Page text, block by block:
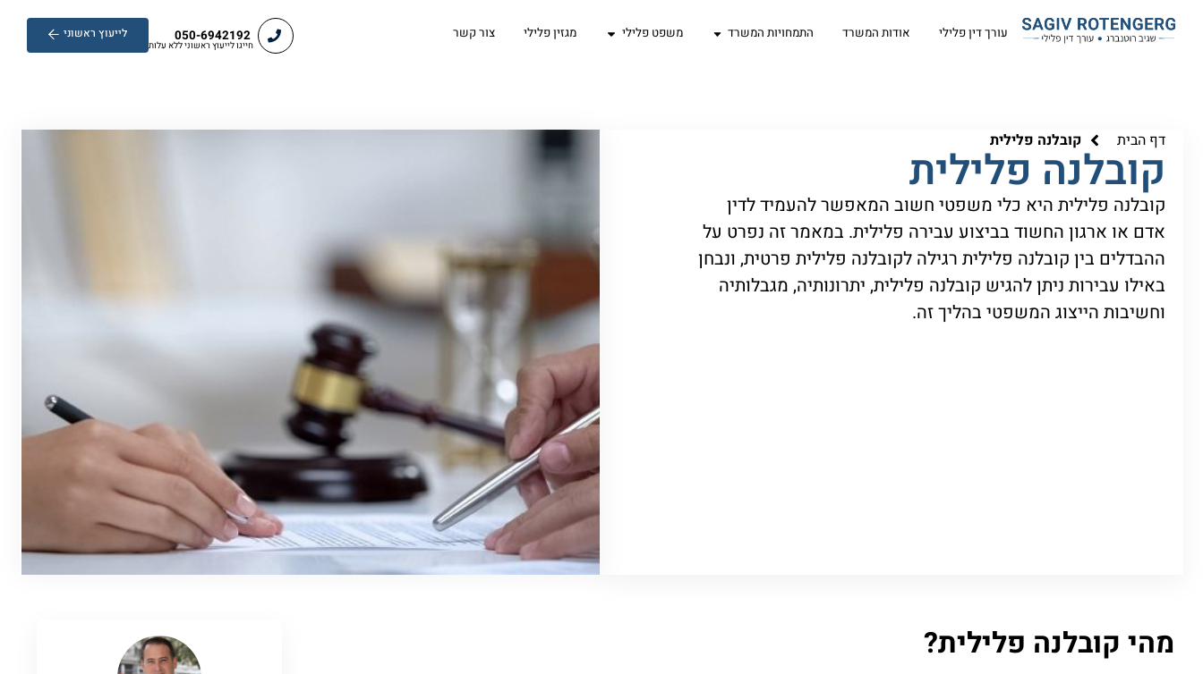
עורך דין פלילי אודות המשרד התמחויות המשרד משפט פלילי מגזין פלילי צור קשר 050-6942192
חייגו לייעוץ ראשוני ללא עלות
לייעוץ ראשוני
דף הבית קובלנה פלילית
קובלנה פלילית
קובלנה פלילית היא כלי משפטי חשוב המאפשר להעמיד לדין
אדם או ארגון החשוד בביצוע עבירה פלילית. במאמר זה נפרט על
ההבדלים בין קובלנה פלילית רגילה לקובלנה פלילית פרטית, ונבחן
באילו עבירות ניתן להגיש קובלנה פלילית, יתרונותיה, מגבלותיה
וחשיבות הייצוג המשפטי בהליך זה.
מהי קובלנה פלילית?